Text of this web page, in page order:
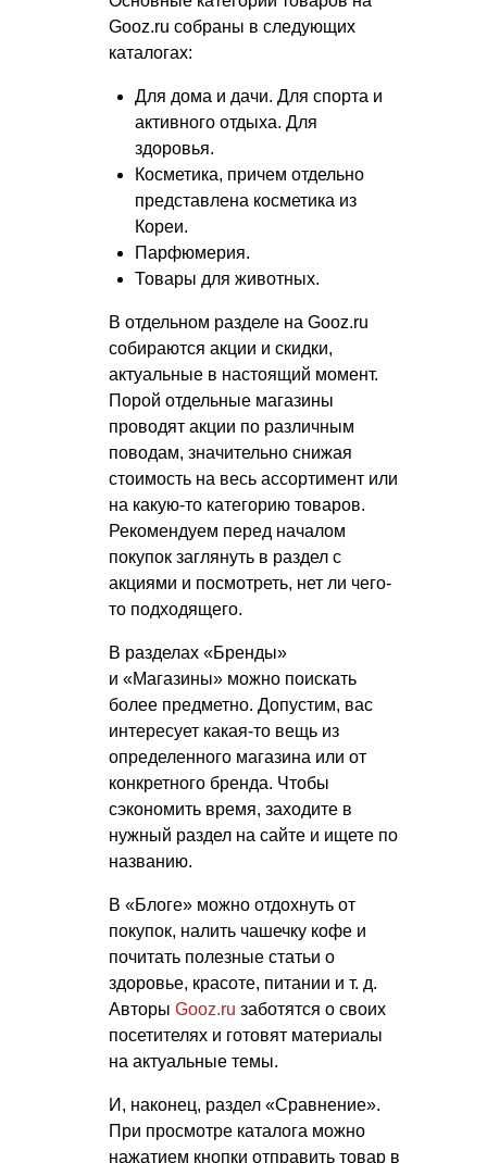
Gooz.ru собраны в следующих
каталогах:
Для дома и дачи. Для спорта и
активного отдыха. Для
здоровья.
Косметика, причем отдельно
представлена косметика из
Кореи.
Парфюмерия.
Товары для животных.
В отдельном разделе на Gooz.ru
собираются акции и скидки,
актуальные в настоящий момент.
Порой отдельные магазины
проводят акции по различным
поводам, значительно снижая
стоимость на весь ассортимент или
на какую-то категорию товаров.
Рекомендуем перед началом
покупок заглянуть в раздел с
акциями и посмотреть, нет ли чего-
то подходящего.
В разделах «Бренды»
и «Магазины» можно поискать
более предметно. Допустим, вас
интересует какая-то вещь из
определенного магазина или от
конкретного бренда. Чтобы
сэкономить время, заходите в
нужный раздел на сайте и ищете по
названию.
В «Блоге» можно отдохнуть от
покупок, налить чашечку кофе и
почитать полезные статьи о
здоровье, красоте, питании и т. д.
Авторы Gooz.ru заботятся о своих
посетителях и готовят материалы
на актуальные темы.
И, наконец, раздел «Сравнение».
При просмотре каталога можно
нажатием кнопки отправить товар в